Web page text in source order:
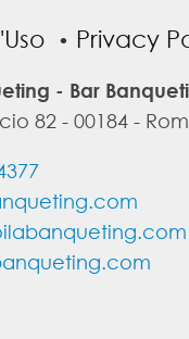
Privacy
- Bar
82 - 00184 -